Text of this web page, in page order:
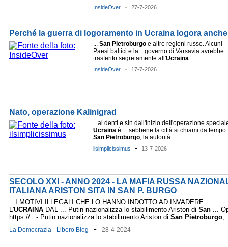
InsideOver - 27-7-2026
Perché la guerra di logoramento in Ucraina logora
... San Pietroburgo e altre regioni russe. Alcuni
Paesi baltici e la ...governo di Varsavia avrebbe
trasferito segretamente all'Ucraina ...
InsideOver - 17-7-2026
Nato, operazione Kalinigrad
...ai denti e sin dall'inizio dell'operazione
Ucraina è ... sebbene la città si chiami da tempo
San Pietroburgo, la autorità ...
ilsimplicissimus - 13-7-2026
SECOLO XXI - ANNO 2024 - LA MAFIA RUSSA
ITALIANA ARISTON SITA IN SAN P. BURGO
...I MOTIVI ILLEGALI CHE LO HANNO INDOTTO AD INVADERE
L'UCRAINA DAL ... Putin nazionalizza lo stabilimento Ariston di San ...
https://...- Putin nazionalizza lo stabilimento Ariston di San Pietroburgo,
La Democrazia - Libero Blog - 28-4-2024